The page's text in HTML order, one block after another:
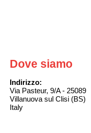
Dove siamo
Indirizzo:
Via Pasteur, 9/A - 25089
Villanuova sul Clisi (BS)
Italy